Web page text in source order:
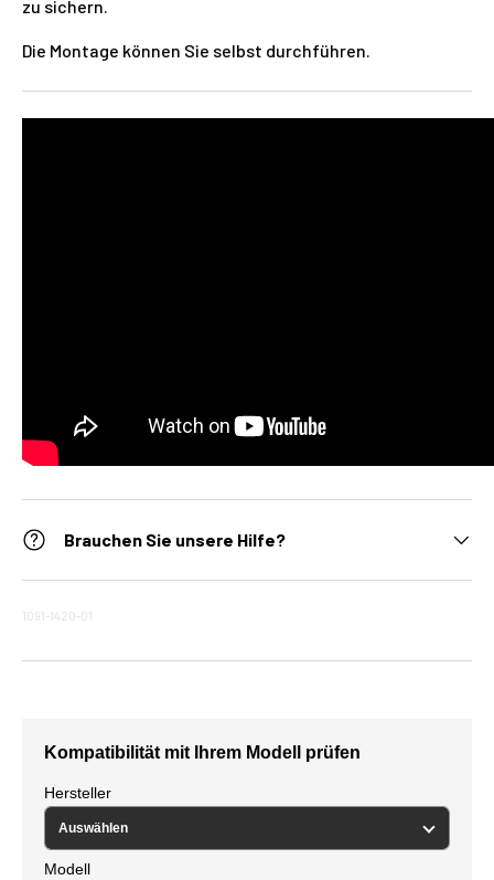
zu sichern.
Die Montage können Sie selbst durchführen.
Brauchen Sie unsere Hilfe?
1091-1420-01
Kompatibilität mit Ihrem Modell prüfen
Hersteller
Modell